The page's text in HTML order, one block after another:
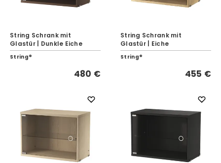
String Schrank mit
Glastür | Dunkle Eiche
String®
480 €
String Schrank mit
Glastür | Eiche
String®
455 €